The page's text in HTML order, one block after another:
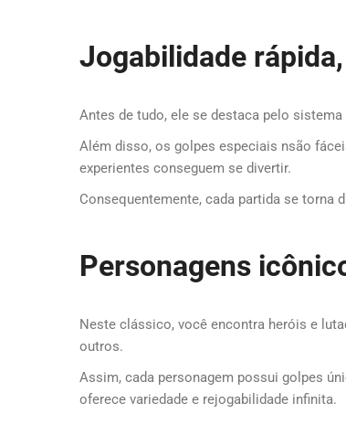
Jogabilidade
Antes de tudo, ele se destaca pelo
Além disso, os golpes especiais nsão
experientes conseguem se divertir.
Consequentemente, cada partida se torna
Personagens
Neste clássico, você encontra heróis e
outros.
Assim, cada personagem possui golpes
oferece variedade e rejogabilidade infinita.